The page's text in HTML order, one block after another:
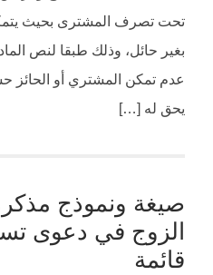
تحت تصرف المشترى بحيث
عدم تمكن المشتري أو الحائز
يحق له […]
صيغة ونموذج
الزوج في دعوى
قائمة